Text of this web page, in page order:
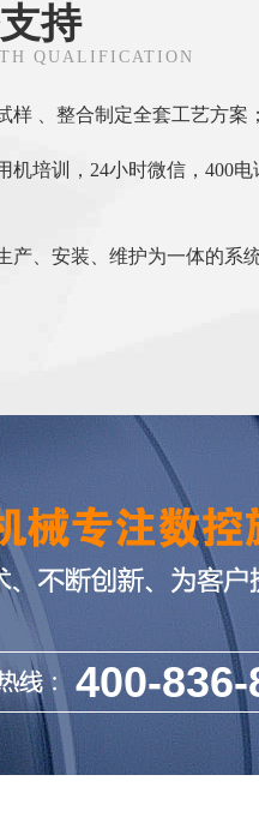
持
QUALIFICATION
样 、整合制定全套工艺方案
机培训，24小时微信，400电
产、安装、维护为一体的系
400-